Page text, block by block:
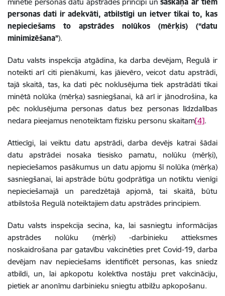
personas dati ir adekvāti, atbilstīgi un ietver tikai to, kas
nepieciešams to apstrādes nolūkos (mērķis) (“datu
minimizēšana”).
Datu valsts inspekcija atgādina, ka darba devējam, Regulā ir
noteikti arī citi pienākumi, kas jāievēro, veicot datu apstrādi,
tajā skaitā, tas, ka dati pēc noklusējuma tiek apstrādāti tikai
minētā nolūka (mērķa) sasniegšanai, kā arī ir jānodrošina, ka
pēc noklusējuma personas datus bez personas līdzdalības
nedara pieejamus nenoteiktam fizisku personu skaitam[4].
Attiecīgi, lai veiktu datu apstrādi, darba devējs katrai šādai
datu apstrādei nosaka tiesisko pamatu, nolūku (mērķi),
nepieciešamos pasākumus un datu apjomu šī nolūka (mērķa)
sasniegšanai, lai apstrāde būtu godprātīga un notiktu vienīgi
nepieciešamajā un paredzētajā apjomā, tai skaitā, būtu
atbilstoša Regulā noteiktajiem datu apstrādes principiem.
Datu valsts inspekcija secina, ka, lai sasniegtu informācijas
apstrādes nolūku (mērķi) -darbinieku attieksmes
noskaidrošana par gatavību vakcinēties pret Covid-19, darba
devējam nav nepieciešams identificēt personas, kas sniedz
atbildi, un, lai apkopotu kolektīva nostāju pret vakcināciju,
pietiek ar anonīmu darbinieku sniegtu atbilžu apkopošanu.